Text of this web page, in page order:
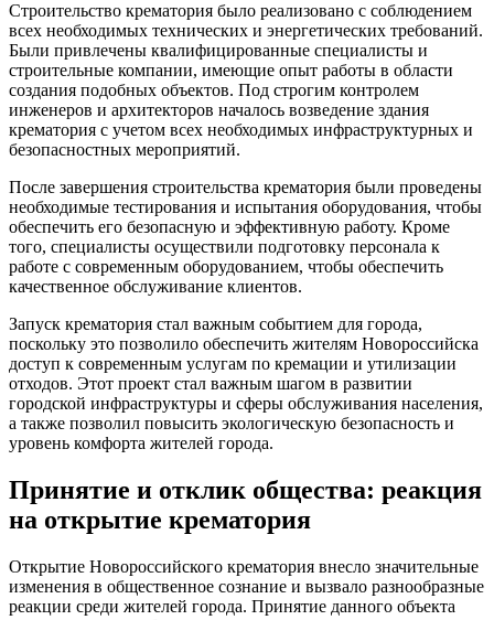
Строительство крематория было реализовано с соблюдением
всех необходимых технических и энергетических требований.
Были привлечены квалифицированные специалисты и
строительные компании, имеющие опыт работы в области
создания подобных объектов. Под строгим контролем
инженеров и архитекторов началось возведение здания
крематория с учетом всех необходимых инфраструктурных и
безопасностных мероприятий.
После завершения строительства крематория были проведены
необходимые тестирования и испытания оборудования, чтобы
обеспечить его безопасную и эффективную работу. Кроме
того, специалисты осуществили подготовку персонала к
работе с современным оборудованием, чтобы обеспечить
качественное обслуживание клиентов.
Запуск крематория стал важным событием для города,
поскольку это позволило обеспечить жителям Новороссийска
доступ к современным услугам по кремации и утилизации
отходов. Этот проект стал важным шагом в развитии
городской инфраструктуры и сферы обслуживания населения,
а также позволил повысить экологическую безопасность и
уровень комфорта жителей города.
Принятие и отклик общества: реакция
на открытие крематория
Открытие Новороссийского крематория внесло значительные
изменения в общественное сознание и вызвало разнообразные
реакции среди жителей города. Принятие данного объекта